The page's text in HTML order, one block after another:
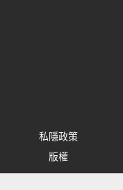
私隱政策
版權